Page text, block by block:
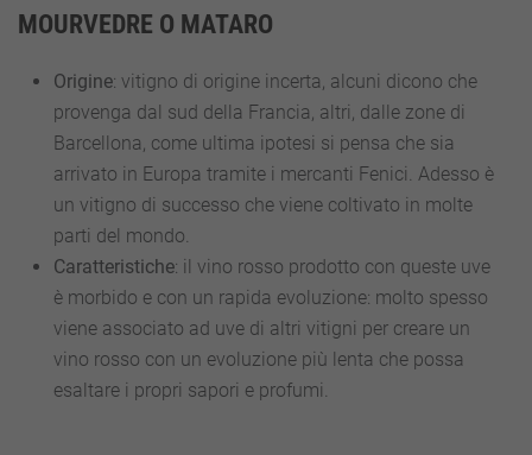
MOURVEDRE O MATARO
Origine: vitigno di origine incerta, alcuni dicono che
provenga dal sud della Francia, altri, dalle zone di
Barcellona, come ultima ipotesi si pensa che sia
arrivato in Europa tramite i mercanti Fenici. Adesso è
un vitigno di successo che viene coltivato in molte
parti del mondo.
Caratteristiche: il vino rosso prodotto con queste uve
è morbido e con un rapida evoluzione: molto spesso
viene associato ad uve di altri vitigni per creare un
vino rosso con un evoluzione più lenta che possa
esaltare i propri sapori e profumi.